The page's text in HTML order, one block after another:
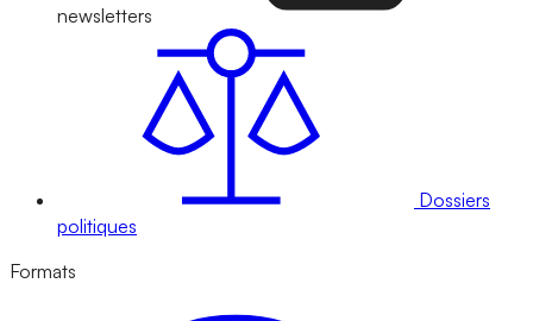
newsletters
Dossiers
politiques
Formats